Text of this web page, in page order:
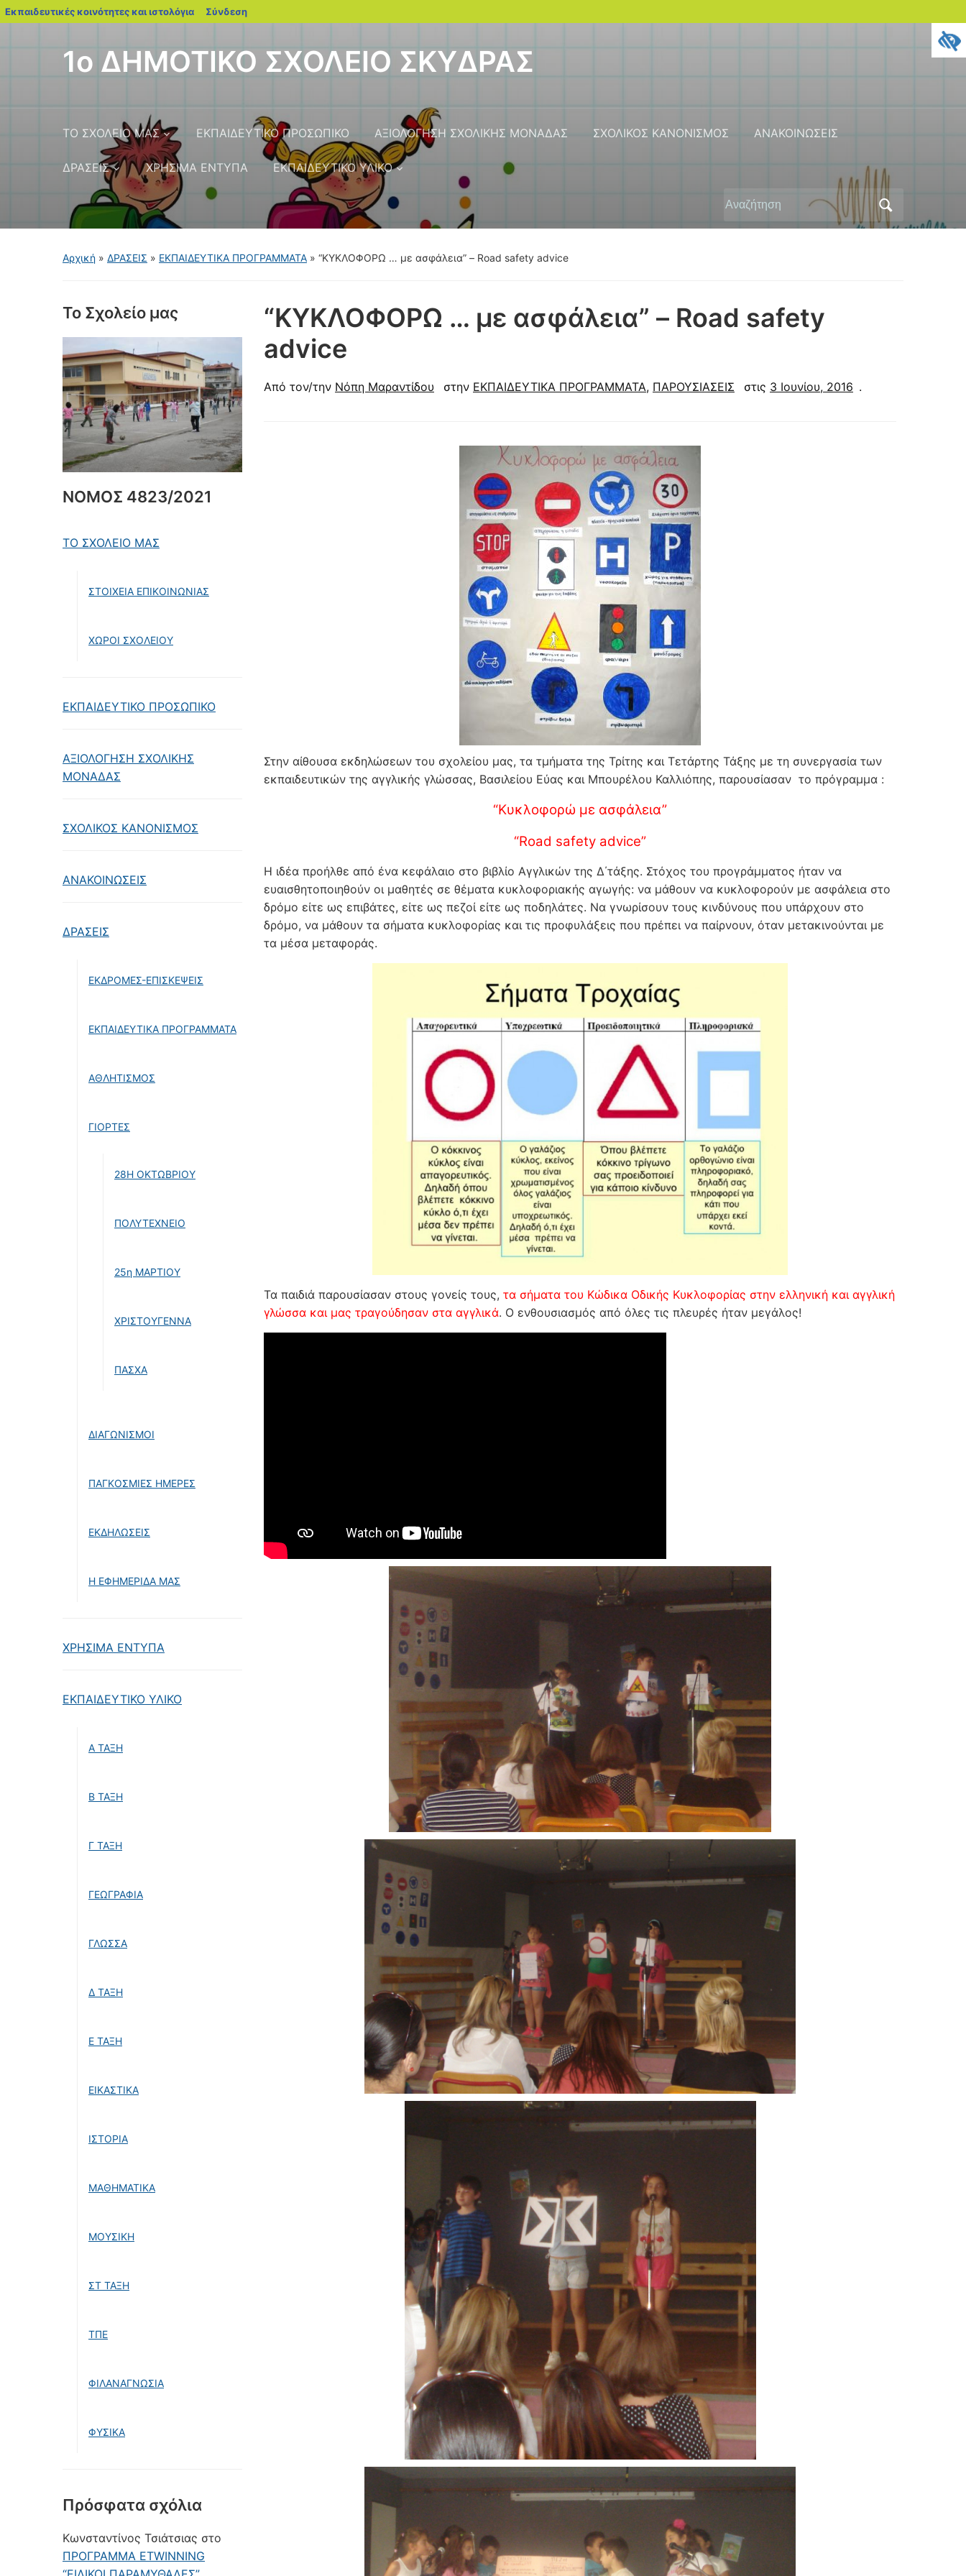
Εκπαιδευτικές κοινότητες και ιστολόγια blogs.sch.gr
Σύνδεση
1ο ΔΗΜΟΤΙΚΟ ΣΧΟΛΕΙΟ ΣΚΥΔΡΑΣ
ΤΟ ΣΧΟΛΕΙΟ ΜΑΣ ΕΚΠΑΙΔΕΥΤΙΚΟ ΠΡΟΣΩΠΙΚΟ ΑΞΙΟΛΟΓΗΣΗ ΣΧΟΛΙΚΗΣ ΜΟΝΑΔΑΣ ΣΧΟΛΙΚΟΣ ΚΑΝΟΝΙΣΜΟΣ ΑΝΑΚΟΙΝΩΣΕΙΣ
ΔΡΑΣΕΙΣ ΧΡΗΣΙΜΑ ΕΝΤΥΠΑ ΕΚΠΑΙΔΕΥΤΙΚΟ ΥΛΙΚΟ
Αναζήτηση
για:
Αρχική » ΔΡΑΣΕΙΣ » ΕΚΠΑΙΔΕΥΤΙΚΑ ΠΡΟΓΡΑΜΜΑΤΑ » “ΚΥΚΛΟΦΟΡΩ … με ασφάλεια” – Road safety advice
Το Σχολείο μας
ΝΟΜΟΣ 4823/2021
ΤΟ ΣΧΟΛΕΙΟ ΜΑΣ
ΣΤΟΙΧΕΙΑ ΕΠΙΚΟΙΝΩΝΙΑΣ
ΧΩΡΟΙ ΣΧΟΛΕΙΟΥ
ΕΚΠΑΙΔΕΥΤΙΚΟ ΠΡΟΣΩΠΙΚΟ
ΑΞΙΟΛΟΓΗΣΗ ΣΧΟΛΙΚΗΣ
ΜΟΝΑΔΑΣ
ΣΧΟΛΙΚΟΣ ΚΑΝΟΝΙΣΜΟΣ
ΑΝΑΚΟΙΝΩΣΕΙΣ
ΔΡΑΣΕΙΣ
ΕΚΔΡΟΜΕΣ-ΕΠΙΣΚΕΨΕΙΣ
ΕΚΠΑΙΔΕΥΤΙΚΑ ΠΡΟΓΡΑΜΜΑΤΑ
ΑΘΛΗΤΙΣΜΟΣ
ΓΙΟΡΤΕΣ
28Η ΟΚΤΩΒΡΙΟΥ
ΠΟΛΥΤΕΧΝΕΙΟ
25η ΜΑΡΤΙΟΥ
ΧΡΙΣΤΟΥΓΕΝΝΑ
ΠΑΣΧΑ
ΔΙΑΓΩΝΙΣΜΟΙ
ΠΑΓΚΟΣΜΙΕΣ ΗΜΕΡΕΣ
ΕΚΔΗΛΩΣΕΙΣ
Η ΕΦΗΜΕΡΙΔΑ ΜΑΣ
ΧΡΗΣΙΜΑ ΕΝΤΥΠΑ
ΕΚΠΑΙΔΕΥΤΙΚΟ ΥΛΙΚΟ
Α ΤΑΞΗ
Β ΤΑΞΗ
Γ ΤΑΞΗ
ΓΕΩΓΡΑΦΙΑ
ΓΛΩΣΣΑ
Δ ΤΑΞΗ
Ε ΤΑΞΗ
ΕΙΚΑΣΤΙΚΑ
ΙΣΤΟΡΙΑ
ΜΑΘΗΜΑΤΙΚΑ
ΜΟΥΣΙΚΗ
ΣΤ ΤΑΞΗ
ΤΠΕ
ΦΙΛΑΝΑΓΝΩΣΙΑ
ΦΥΣΙΚΑ
Πρόσφατα σχόλια
Κωνσταντίνος Τσιάτσιας στο
ΠΡΟΓΡΑΜΜΑ ETWINNING
“ΚΥΚΛΟΦΟΡΩ … με ασφάλεια” – Road safety
advice
Από τον/την Νόπη Μαραντίδου στην ΕΚΠΑΙΔΕΥΤΙΚΑ ΠΡΟΓΡΑΜΜΑΤΑ, ΠΑΡΟΥΣΙΑΣΕΙΣ στις 3 Ιουνίου, 2016 .
Στην αίθουσα εκδηλώσεων του σχολείου μας, τα τμήματα της Τρίτης και Τετάρτης Τάξης με τη συνεργασία των
εκπαιδευτικών της αγγλικής γλώσσας, Βασιλείου Εύας και Μπουρέλου Καλλιόπης, παρουσίασαν το πρόγραμμα :
“Κυκλοφορώ με ασφάλεια”
“Road safety advice”
Η ιδέα προήλθε από ένα κεφάλαιο στο βιβλίο Αγγλικών της Δ΄τάξης. Στόχος του προγράμματος ήταν να
ευαισθητοποιηθούν οι μαθητές σε θέματα κυκλοφοριακής αγωγής: να μάθουν να κυκλοφορούν με ασφάλεια στο
δρόμο είτε ως επιβάτες, είτε ως πεζοί είτε ως ποδηλάτες. Να γνωρίσουν τους κινδύνους που υπάρχουν στο
δρόμο, να μάθουν τα σήματα κυκλοφορίας και τις προφυλάξεις που πρέπει να παίρνουν, όταν μετακινούνται με
τα μέσα μεταφοράς.
Τα παιδιά παρουσίασαν στους γονείς τους, τα σήματα του Κώδικα Οδικής Κυκλοφορίας στην ελληνική και αγγλική
γλώσσα και μας τραγούδησαν στα αγγλικά. Ο ενθουσιασμός από όλες τις πλευρές ήταν μεγάλος!